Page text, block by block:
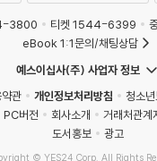
3800 티켓 1544-6399
eBook 1:1문의/채팅상담
예스이십사(주) 사업자 정보
관
개인정보처리방침
청소
PC버전
회사소개
거래처관계
도서홍보
광고
© YES24 Corp. All Rights